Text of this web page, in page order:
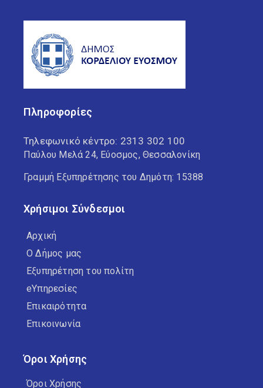
Πληροφορίες
Τηλεφωνικό κέντρο: 2313 302 100
Παύλου Μελά 24, Εύοσμος, Θεσσαλονίκη
Γραμμή Εξυπηρέτησης του Δημότη: 15388
Χρήσιμοι Σύνδεσμοι
Αρχική
Ο Δήμος μας
Εξυπηρέτηση του πολίτη
eΥπηρεσίες
Επικαιρότητα
Επικοινωνία
Όροι Χρήσης
Όροι Χρήσης